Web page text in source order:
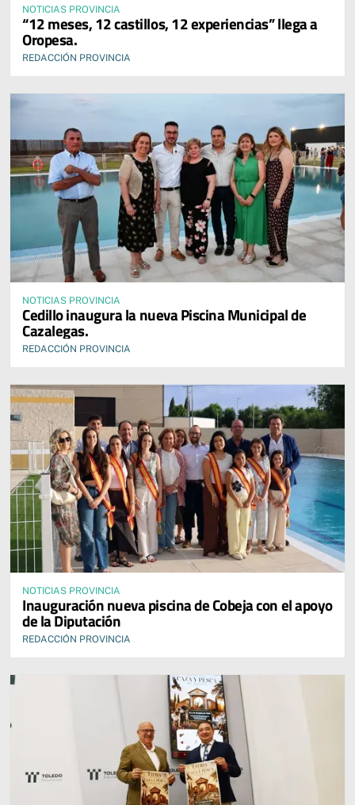
NOTICIAS PROVINCIA
“12 meses, 12 castillos, 12 experiencias” llega a
Oropesa.
REDACCIÓN PROVINCIA
NOTICIAS PROVINCIA
Cedillo inaugura la nueva Piscina Municipal de
Cazalegas.
REDACCIÓN PROVINCIA
NOTICIAS PROVINCIA
Inauguración nueva piscina de Cobeja con el apoyo
de la Diputación
REDACCIÓN PROVINCIA